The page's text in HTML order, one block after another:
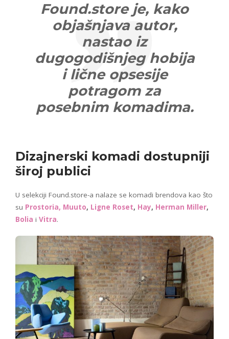
Found.store je, kako
objašnjava autor,
nastao iz
dugogodišnjeg hobija
i lične opsesije
potragom za
posebnim komadima.
Dizajnerski komadi dostupniji
široj publici
U selekciji Found.store-a nalaze se komadi brendova kao što
su Prostoria, Muuto, Ligne Roset, Hay, Herman Miller,
Bolia i Vitra.